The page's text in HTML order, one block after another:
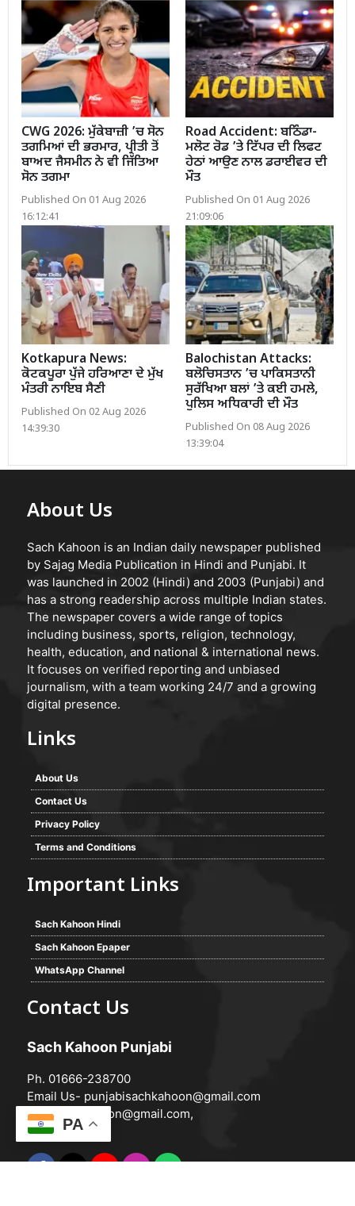
CWG 2026: ਮੁੱਕੇਬਾਜ਼ੀ ’ਚ ਸੋਨ
ਤਗਮਿਆਂ ਦੀ ਭਰਮਾਰ, ਪ੍ਰੀਤੀ ਤੋਂ
ਬਾਅਦ ਜੈਸਮੀਨ ਨੇ ਵੀ ਜਿੱਤਿਆ
ਸੋਨ ਤਗਮਾ
Published On 01 Aug 2026
16:12:41
Road Accident: ਬਠਿੰਡਾ-
ਮਲੋਟ ਰੋਡ ’ਤੇ ਟਿੱਪਰ ਦੀ ਲਿਫਟ
ਹੇਠਾਂ ਆਉਣ ਨਾਲ ਡਰਾਈਵਰ ਦੀ
ਮੌਤ
Published On 01 Aug 2026
21:09:06
Kotkapura News:
ਕੋਟਕਪੂਰਾ ਪੁੱਜੇ ਹਰਿਆਣਾ ਦੇ ਮੁੱਖ
ਮੰਤਰੀ ਨਾਇਬ ਸੈਣੀ
Published On 02 Aug 2026
14:39:30
Balochistan Attacks:
ਬਲੋਚਿਸਤਾਨ ’ਚ ਪਾਕਿਸਤਾਨੀ
ਸੁਰੱਖਿਆ ਬਲਾਂ ’ਤੇ ਕਈ ਹਮਲੇ,
ਪੁਲਿਸ ਅਧਿਕਾਰੀ ਦੀ ਮੌਤ
Published On 08 Aug 2026
13:39:04
About Us
Sach Kahoon is an Indian daily newspaper published
by Sajag Media Publication in Hindi and Punjabi. It
was launched in 2002 (Hindi) and 2003 (Punjabi) and
has a strong readership across multiple Indian states.
The newspaper covers a wide range of topics
including business, sports, religion, technology,
health, education, and national & international news.
It focuses on verified reporting and unbiased
journalism, with a team working 24/7 and a growing
digital presence.
Links
About Us
Contact Us
Privacy Policy
Terms and Conditions
Important Links
Sach Kahoon Hindi
Sach Kahoon Epaper
WhatsApp Channel
Contact Us
Sach Kahoon Punjabi
Ph. 01666-238700
Email Us- punjabisachkahoon@gmail.com
hindisachkahoon@gmail.com,
PA